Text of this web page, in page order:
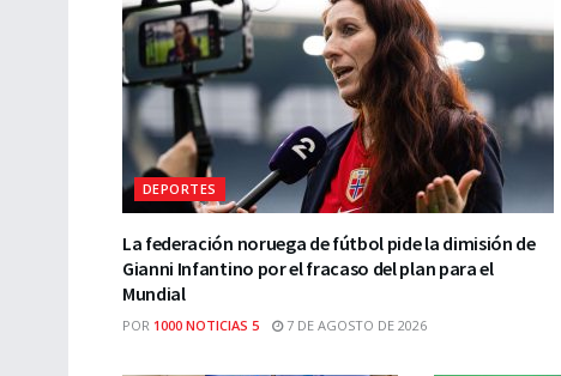
DEPORTES
La federación noruega de fútbol pide la dimisión de
Gianni Infantino por el fracaso del plan para el
Mundial
POR 1000 NOTICIAS 5 7 DE AGOSTO DE 2026